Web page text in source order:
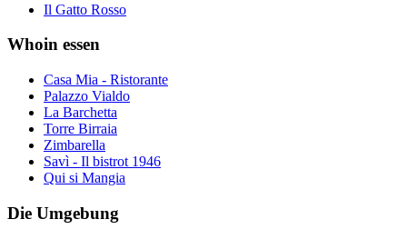
Il Gatto Rosso
Whoin essen
Casa Mia - Ristorante
Palazzo Vialdo
La Barchetta
Torre Birraia
Zimbarella
Savì - Il bistrot 1946
Qui si Mangia
Die Umgebung